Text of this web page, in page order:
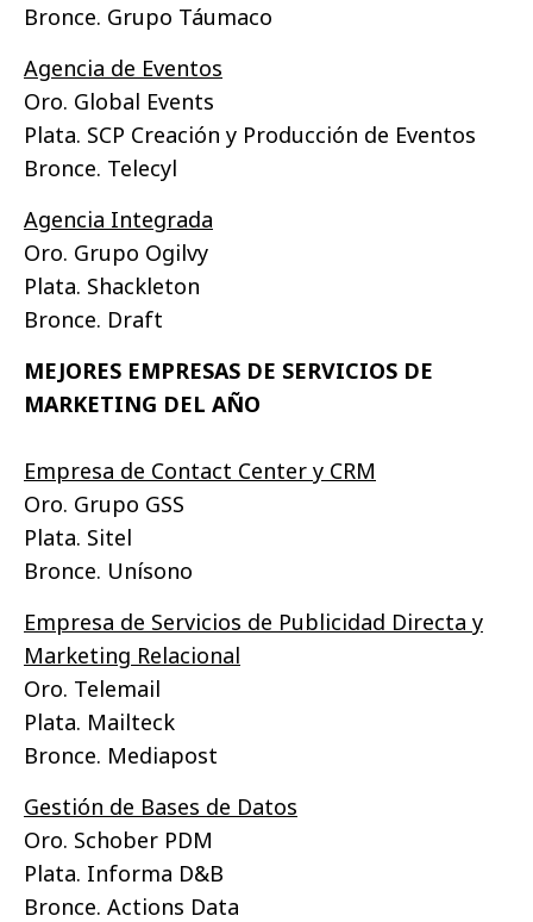
Bronce. Grupo Táumaco
Agencia de Eventos
Oro. Global Events
Plata. SCP Creación y Producción de Eventos
Bronce. Telecyl
Agencia Integrada
Oro. Grupo Ogilvy
Plata. Shackleton
Bronce. Draft
MEJORES EMPRESAS DE SERVICIOS DE
MARKETING DEL AÑO
Empresa de Contact Center y CRM
Oro. Grupo GSS
Plata. Sitel
Bronce. Unísono
Empresa de Servicios de Publicidad Directa y
Marketing Relacional
Oro. Telemail
Plata. Mailteck
Bronce. Mediapost
Gestión de Bases de Datos
Oro. Schober PDM
Plata. Informa D&B
Bronce. Actions Data